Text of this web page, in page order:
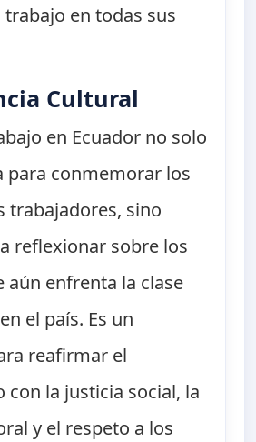
en todas sus
Cultural
en Ecuador no solo
para conmemorar los
trabajadores, sino
reflexionar sobre los
aún enfrenta la clase
el país. Es un
reafirmar el
la justicia social, la
y el respeto a los